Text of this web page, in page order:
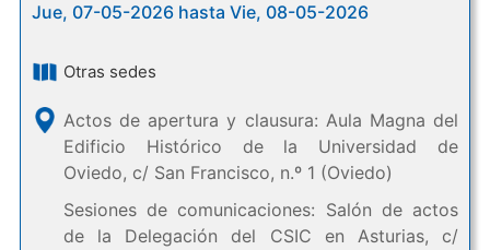
Jue, 07-05-2026 hasta Vie, 08-05-2026
Otras sedes
Actos de apertura y clausura: Aula Magna del
Edificio Histórico de la Universidad de
Oviedo, c/ San Francisco, n.º 1 (Oviedo)
Sesiones de comunicaciones: Salón de actos
de la Delegación del CSIC en Asturias, c/